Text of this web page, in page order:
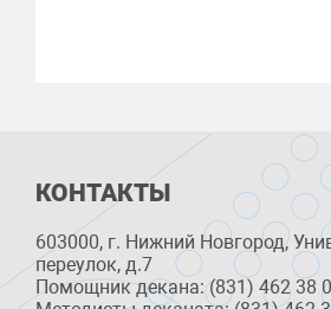
КОНТАКТЫ
603000, г. Нижний Новгород,
переулок, д.7
Помощник декана: (831) 462 38